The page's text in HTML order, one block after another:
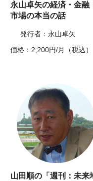
永山卓矢の経済・金融
市場の本当の話
発行者：永山卓矢
価格：2,200円/月（税込）
山田順の「週刊：未来